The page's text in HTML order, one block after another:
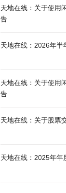
天地在线：关于使用
告
天地在线：2026年半
天地在线：关于使用
告
天地在线：关于股票
天地在线：2025年年